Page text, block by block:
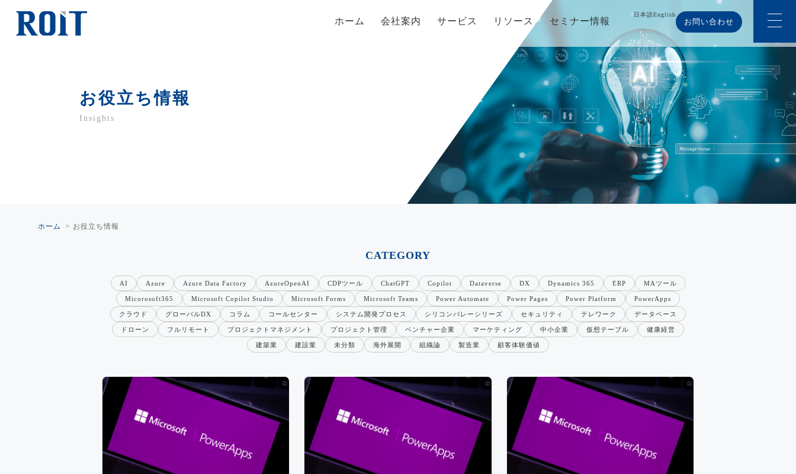
ホーム 会社案内 サービス リソース セミナー情報
日本語English
お問い合わせ
お役立ち情報
Insights
ホーム > お役立ち情報
CATEGORY
AI Azure Azure Data Factory AzureOpenAI CDPツール ChatGPT Copilot Dataverse DX Dynamics 365 ERP MAツール
Micorosoft365 Microsoft Copilot Studio Microsoft Forms Microsoft Teams Power Automate Power Pages Power Platform PowerApps
クラウド グローバルDX コラム コールセンター システム開発プロセス シリコンバレーシリーズ セキュリティ テレワーク データベース
ドローン フルリモート プロジェクトマネジメント プロジェクト管理 ベンチャー企業 マーケティング 中小企業 仮想テーブル 健康経営
建築業 建設業 未分類 海外展開 組織論 製造業 顧客体験価値